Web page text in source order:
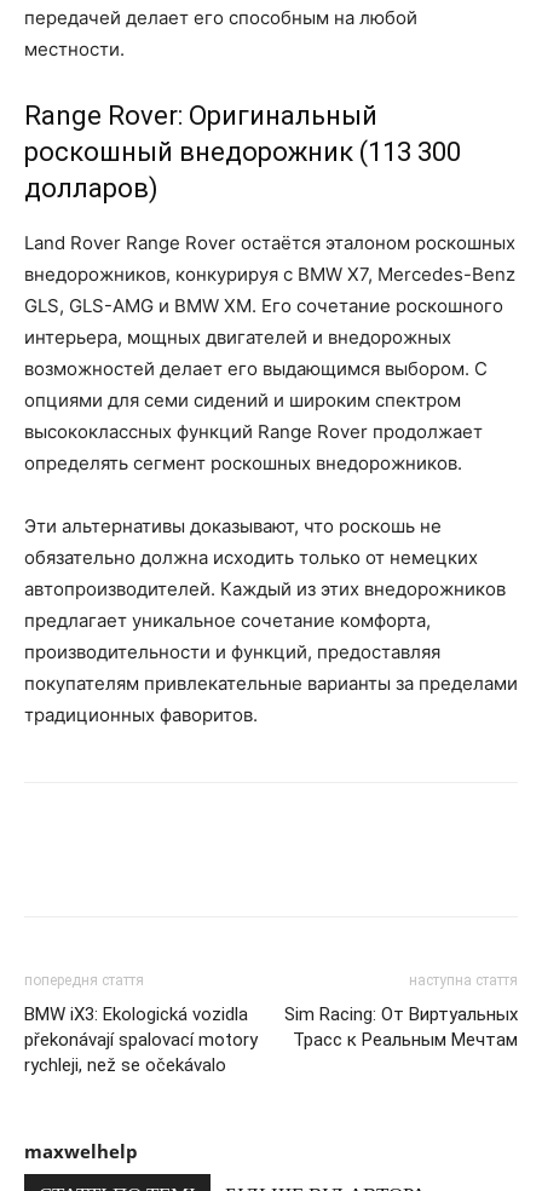
передачей делает его способным на любой
местности.
Range Rover: Оригинальный
роскошный внедорожник (113 300
долларов)
Land Rover Range Rover остаётся эталоном роскошных
внедорожников, конкурируя с BMW X7, Mercedes-Benz
GLS, GLS-AMG и BMW XM. Его сочетание роскошного
интерьера, мощных двигателей и внедорожных
возможностей делает его выдающимся выбором. С
опциями для семи сидений и широким спектром
высококлассных функций Range Rover продолжает
определять сегмент роскошных внедорожников.
Эти альтернативы доказывают, что роскошь не
обязательно должна исходить только от немецких
автопроизводителей. Каждый из этих внедорожников
предлагает уникальное сочетание комфорта,
производительности и функций, предоставляя
покупателям привлекательные варианты за пределами
традиционных фаворитов.
попередня стаття
BMW iX3: Ekologická vozidla
překonávají spalovací motory
rychleji, než se očekávalo
наступна стаття
Sim Racing: От Виртуальных
Трасс к Реальным Мечтам
maxwelhelp